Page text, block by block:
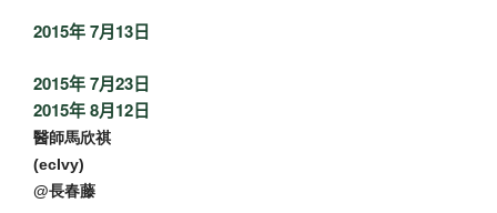
2015年 7月13日
2015年 7月23日
2015年 8月12日
醫師馬欣祺
(ecIvy)
@長春藤